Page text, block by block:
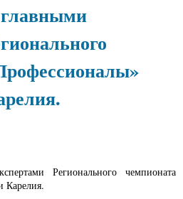
Регионального чемпионата
Карелия.